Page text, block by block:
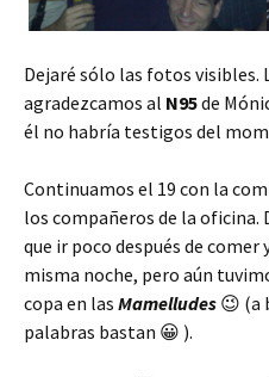
Dejaré sólo las fotos visibles.
agradezcamos al N95de
él no habría testigos del
Continuamos el 19 con la
los compañeros de la oficina.
que ir poco después de comer
misma noche, pero aún
copa en las Mamelludes 😉 (a
palabras bastan 😀 ).